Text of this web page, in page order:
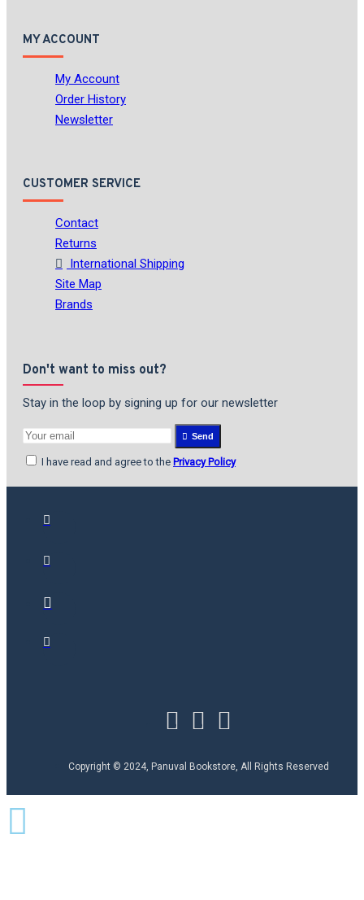
MY ACCOUNT
My Account
Order History
Newsletter
CUSTOMER SERVICE
Contact
Returns
International Shipping
Site Map
Brands
Don't want to miss out?
Stay in the loop by signing up for our newsletter
Send
I have read and agree to the Privacy Policy
Copyright © 2024, Panuval Bookstore, All Rights Reserved